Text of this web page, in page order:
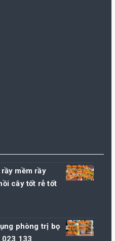
mềm rầy
cây tốt rễ tốt
phòng trị bọ
133